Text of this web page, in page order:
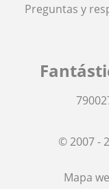
Preguntas y
© 2007 -
Mapa